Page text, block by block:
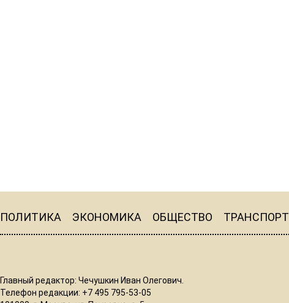
ПОЛИТИКА ЭКОНОМИКА ОБЩЕСТВО ТРАНСПОРТ
Главный редактор: Чечушкин Иван Олегович.
Телефон редакции: +7 495 795-53-05